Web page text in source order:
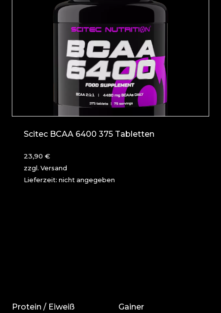
Scitec BCAA 6400 375 Tabletten
23,90 €
zzgl. Versand
Lieferzeit: nicht angegeben
Protein / Eiweiß
Gainer